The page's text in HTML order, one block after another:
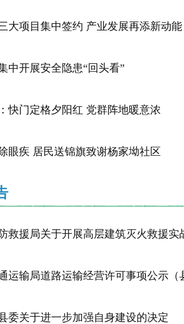
大项目集中签约 产业发展再添新动能
中开展安全隐患“回头看”
快门定格夕阳红 党群阵地暖意浓
眼疾 居民送锦旗致谢杨家坳社区
救援局关于开展高层建筑灭火救援实
运输局道路运输经营许可事项公示（
委关于进一步加强自身建设的决定